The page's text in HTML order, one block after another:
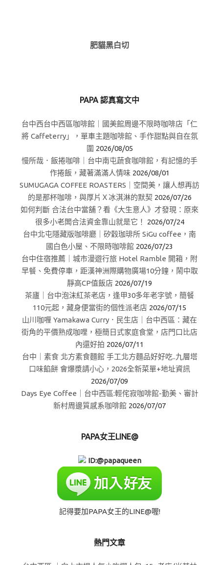
肥貓黑白切
PAPA 認真寫文中
台中西台中西區咖啡館｜國美館周邊不限時咖啡店「仁
將 Caffeterry」，單車主題咖啡館、手作甜點與自在氛
圍 2026/08/05
慢所哉．飯捲咖啡｜台中南屯蔬食咖啡館，有記憶的手
作捲飯，藏著滿滿人情味 2026/08/01
SUMUGAGA COFFEE ROASTERS｜空間美，讓人想再訪
的是那杯咖啡，與厚片Ｘ冰淇淋的默契 2026/07/26
如何判斷 合法台中當舖？看《大生意人》才發現：原來
很多小老闆合法資金靠山就是它！
2026/07/24
台中北屯隱藏版咖啡廳｜矽穀珈琲所 SiGu coffee，南
國白色小屋、不限時咖啡館 2026/07/23
台中住宿推薦｜城市漫遊行旅 Hotel Ramble 開箱，附
早餐、免費停車，距漢神洲際購物廣場10分鐘，鬧中取
靜高CP值飯店 2026/07/19
茶廬｜台中泡沫紅茶老店，逢甲30多年老字號，簡餐
110元起，藏身便當街的個性派老店 2026/07/15
山川咖喱 Yamakawa Curry．民生店｜台中西區：藏在
街角的平價熟成咖哩，極簡日式家庭食堂，店門口比店
內還好拍 2026/07/11
台中｜素食 北方素食麵館 手工北方麵品好好吃..九層塔
口味餡餅 會爆漿請小心，2026全新菜單+地址資訊
2026/07/09
Days Eye Coffee｜台中西區:輕侘寂咖啡館-勤美、審計
新村周邊質感系咖啡館 2026/07/07
PAPA女王LINE@
ID:@papaqueen
記得要加PAPA女王的LINE@喔!
熱門文章